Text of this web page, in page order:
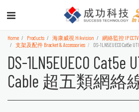
Home Products 海康威視 Hikvision
網絡監控 IP CCTV
支架及配件 Bracket & Accessories
DS-1LN5EUEC0 Cat5e
DS-1LN5EUEC0 Cat5e
Cable 超五類網絡